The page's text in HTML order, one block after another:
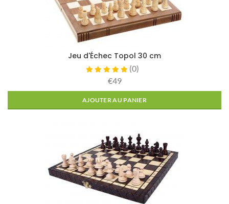
Jeu d'Échec Topol 30 cm
(0)
€49
AJOUTER AU PANIER